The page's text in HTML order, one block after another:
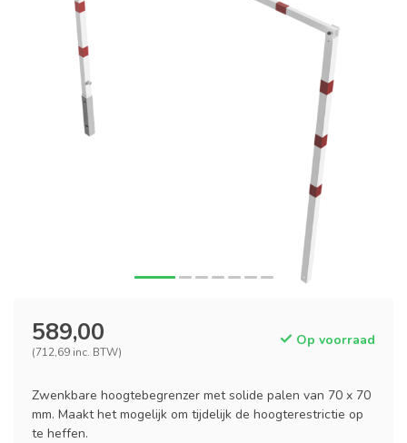
589,00
(712,69 inc. BTW)
Op voorraad
Zwenkbare hoogtebegrenzer met solide palen van 70 x 70
mm. Maakt het mogelijk om tijdelijk de hoogterestrictie op
te heffen.